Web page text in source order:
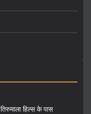
हिल्स के पास